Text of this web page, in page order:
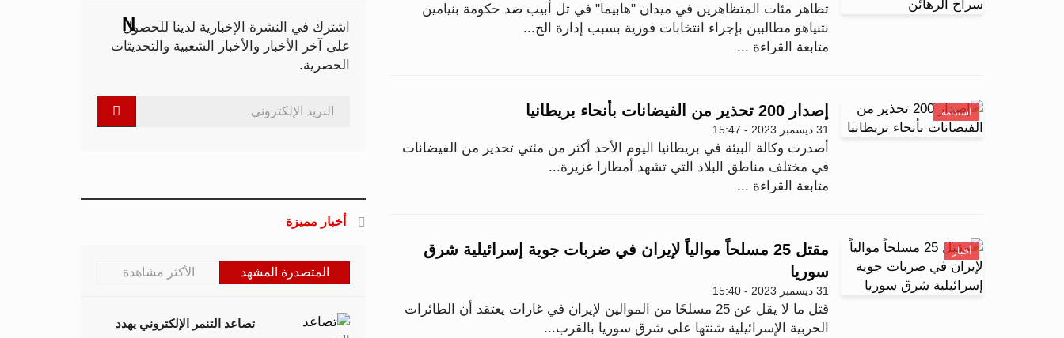
تظاهر مئات المتظاهرين في ميدان "هابيما" في تل أبيب ضد حكومة بنيامين
نتنياهو مطالبين بإجراء انتخابات فورية بسبب إدارة الح...
متابعة القراءة ...
استدامة إصدار 200 تحذير من الفيضانات بأنحاء بريطانيا
31 ديسمبر 2023 - 15:47
أصدرت وكالة البيئة في بريطانيا اليوم الأحد أكثر من مئتي تحذير من الفيضانات
في مختلف مناطق البلاد التي تشهد أمطارا غزيرة...
متابعة القراءة ...
أخبار
مقتل 25 مسلحاً موالياً لإيران في ضربات جوية إسرائيلية شرق
سوريا
31 ديسمبر 2023 - 15:40
قتل ما لا يقل عن 25 مسلحًا من الموالين لإيران في غارات يعتقد أن الطائرات
الحربية الإسرائيلية شنتها على شرق سوريا بالقرب...
اشترك في النشرة الإخبارية لدينا للحصول
على آخر الأخبار والأخبار الشعبية والتحديثات
الحصرية.
أخبار مميزة
المتصدرة المشهد الأكثر مشاهدة
تصاعد التنمر الإلكتروني يهدد